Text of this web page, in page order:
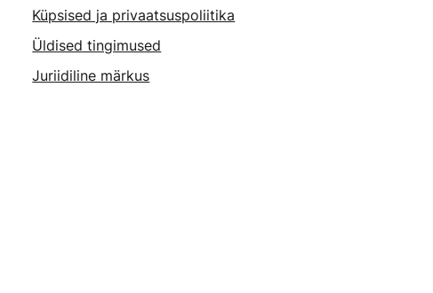
Küpsised ja privaatsuspoliitika
Üldised tingimused
Juriidiline märkus